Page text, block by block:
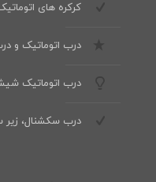
کرکره های
درب اتوماتیک و
درب اتوماتیک
درب سکشنال،